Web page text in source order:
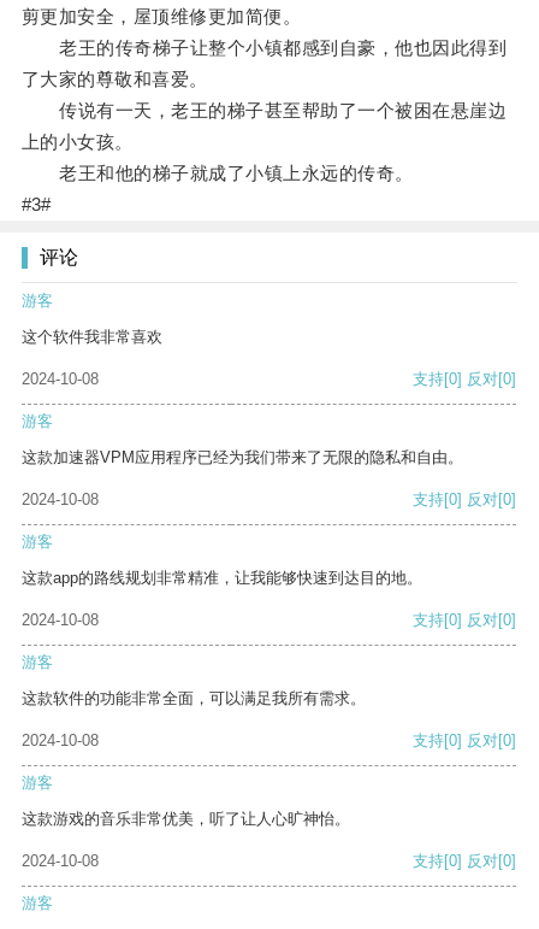
剪更加安全，屋顶维修更加简便。
老王的传奇梯子让整个小镇都感到自豪，他也因此得到
了大家的尊敬和喜爱。
传说有一天，老王的梯子甚至帮助了一个被困在悬崖边
上的小女孩。
老王和他的梯子就成了小镇上永远的传奇。
#3#
评论
游客
这个软件我非常喜欢
2024-10-08 支持[0] 反对[0]
游客
这款加速器VPM应用程序已经为我们带来了无限的隐私和自由。
2024-10-08 支持[0] 反对[0]
游客
这款app的路线规划非常精准，让我能够快速到达目的地。
2024-10-08 支持[0] 反对[0]
游客
这款软件的功能非常全面，可以满足我所有需求。
2024-10-08 支持[0] 反对[0]
游客
这款游戏的音乐非常优美，听了让人心旷神怡。
2024-10-08 支持[0] 反对[0]
游客